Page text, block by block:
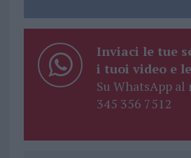
Inviaci le tue
i tuoi video e
Su WhatsApp al
345 356 7512